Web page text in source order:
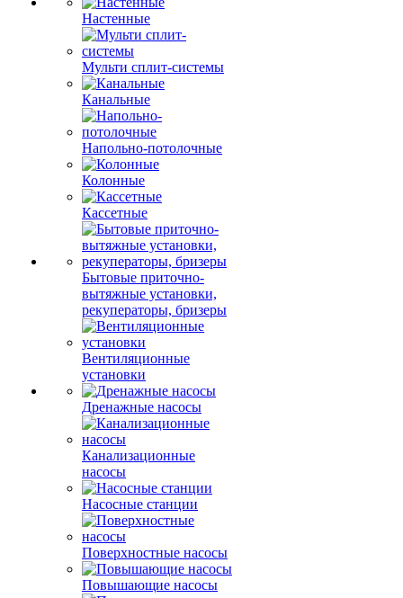
Настенные
Мульти сплит-системы
Канальные
Напольно-потолочные
Колонные
Кассетные
Бытовые приточно-
вытяжные установки,
рекуператоры, бризеры
Вентиляционные
установки
Дренажные насосы
Канализационные
насосы
Насосные станции
Поверхностные насосы
Повышающие насосы